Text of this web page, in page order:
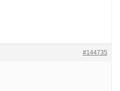
#144735